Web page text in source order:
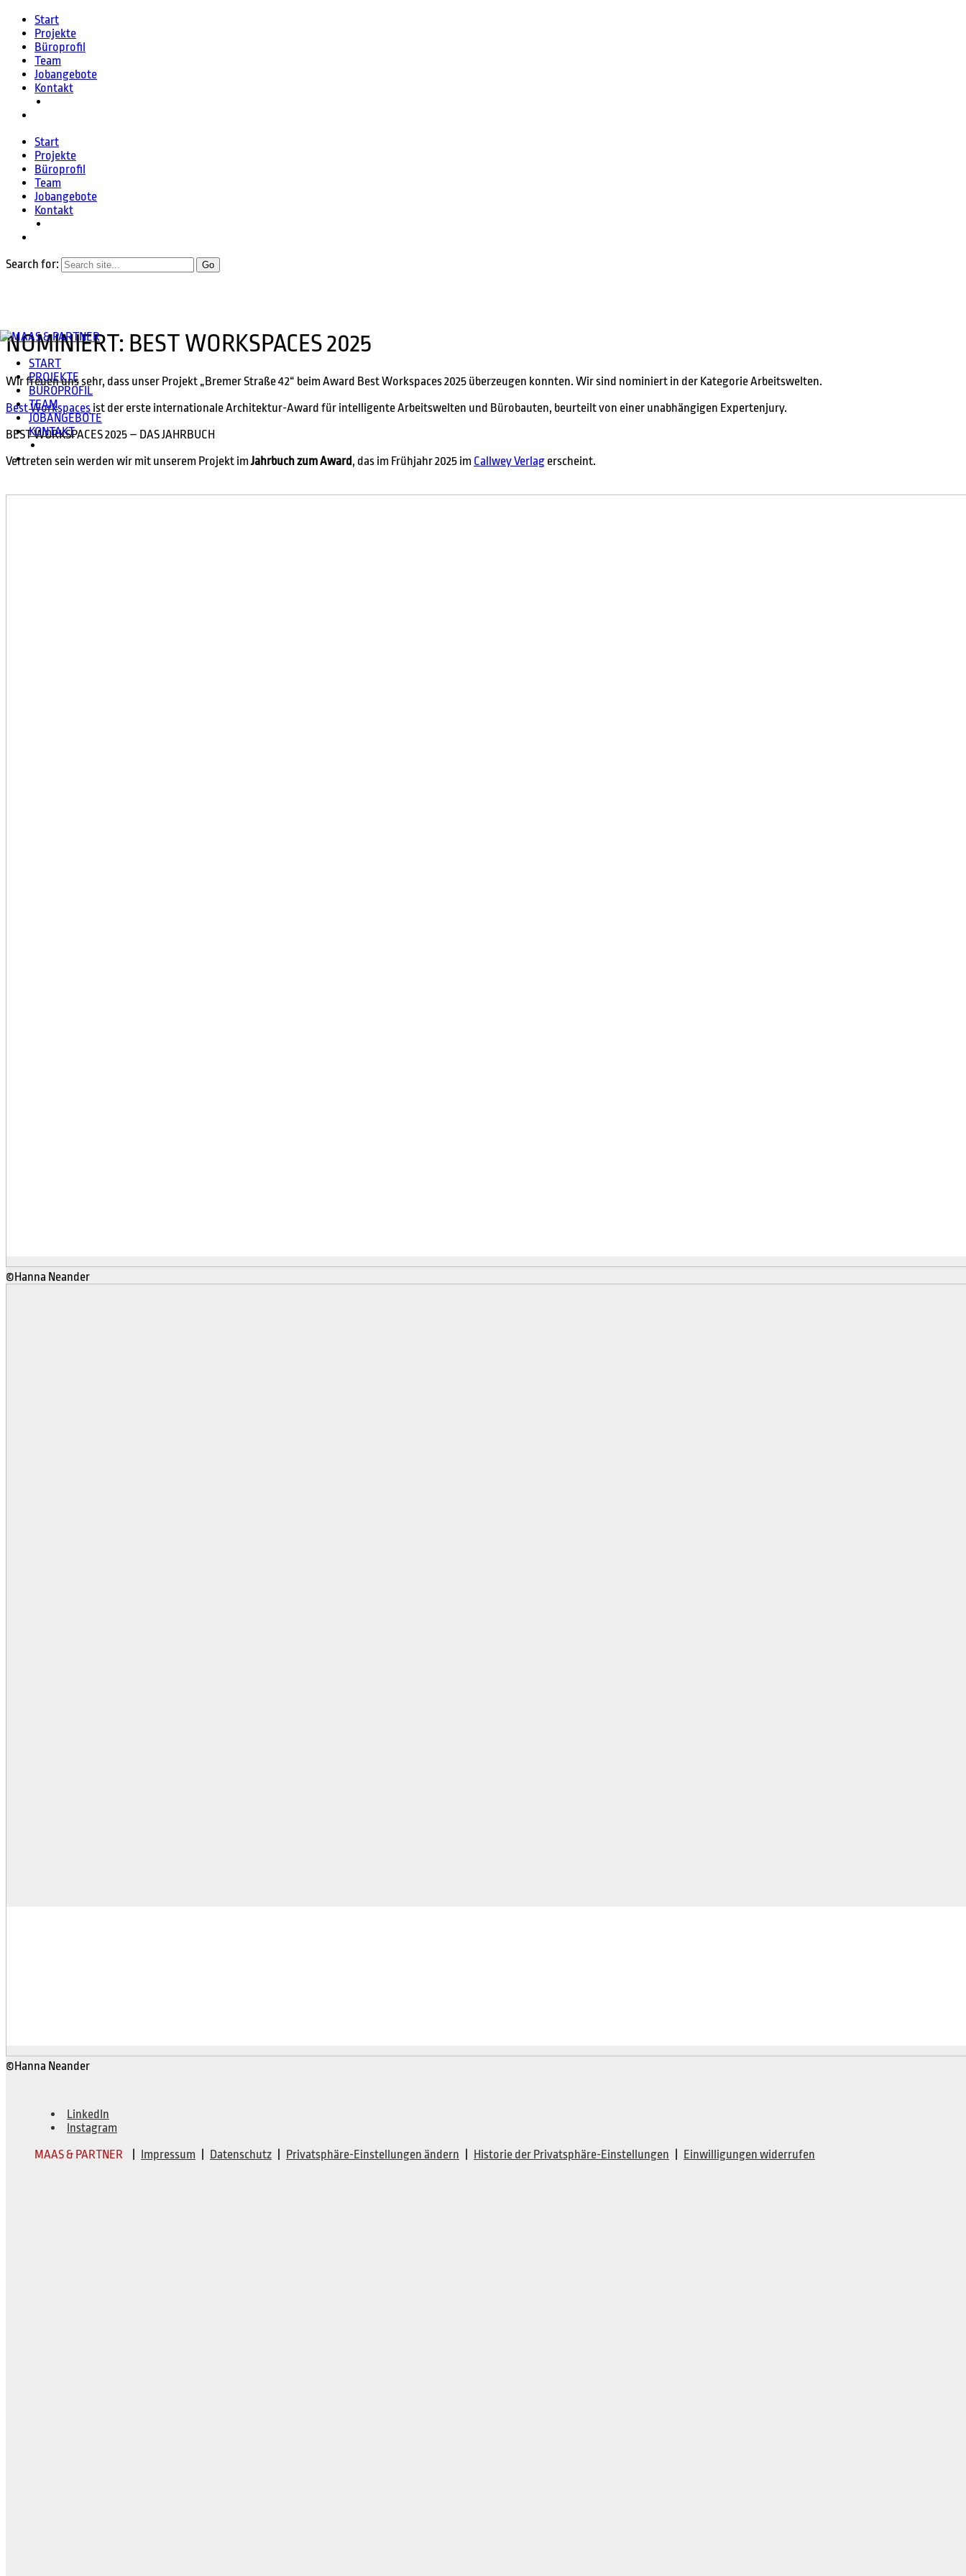
Start
Projekte
Büroprofil
Team
Jobangebote
Kontakt
Start
Projekte
Büroprofil
Team
Jobangebote
Kontakt
Search for:
START
PROJEKTE
BÜROPROFIL
TEAM
JOBANGEBOTE
KONTAKT
NOMINIERT: BEST WORKSPACES 2025
Wir freuen uns sehr, dass unser Projekt „Bremer Straße 42“ beim Award Best Workspaces 2025 überzeugen konnten. Wir sind nominiert in der Kategorie Arbeitswelten.
Best Workspaces ist der erste internationale Architektur-Award für intelligente Arbeitswelten und Bürobauten, beurteilt von einer unabhängigen Expertenjury.
BEST WORKSPACES 2025 – DAS JAHRBUCH
Vertreten sein werden wir mit unserem Projekt imJahrbuch zum Award, das im Frühjahr 2025 im Callwey Verlag erscheint.
©Hanna Neander
©Hanna Neander
LinkedIn
Instagram
MAAS & PARTNER
Impressum Datenschutz Privatsphäre-Einstellungen ändern Historie der Privatsphäre-Einstellungen Einwilligungen widerrufen